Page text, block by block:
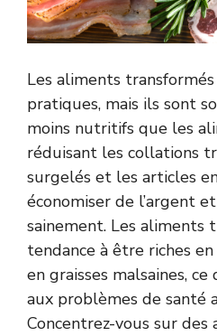
Les aliments
pratiques, mais ils sont
moins nutritifs que les
réduisant les collations
surgelés et les articles
économiser de l’argent
sainement. Les aliments
tendance à être riches
en graisses malsaines,
aux problèmes de santé
Concentrez-vous sur